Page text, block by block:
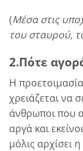
(Μέσα στις
του σταυρού,
2.Πότε
Η
χρειάζεται να
άνθρωποι που
αργά και
μόλις αρχίσει